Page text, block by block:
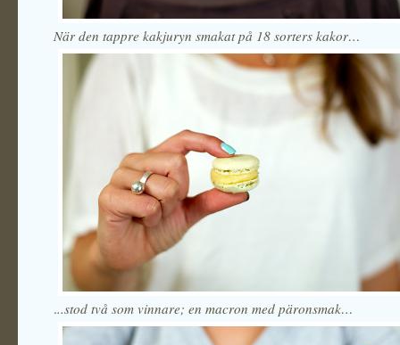
När den tappre kakjuryn smakat på 18 sorters kakor…
...stod två som vinnare; en macron med päronsmak…